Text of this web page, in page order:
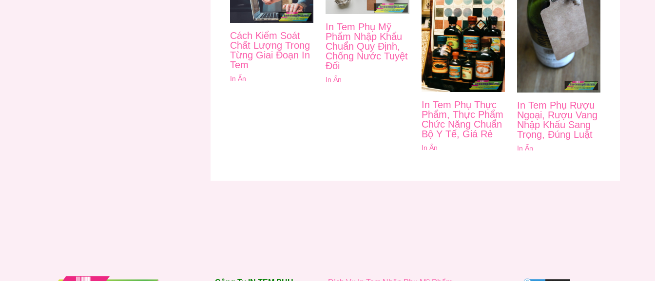
Cách Kiểm Soát
Chất Lượng Trong
Từng Giai Đoạn In
Tem
In Ấn
In Tem Phụ Mỹ
Phẩm Nhập Khẩu
Chuẩn Quy Định,
Chống Nước Tuyệt
Đối
In Ấn
In Tem Phụ Thực
Phẩm, Thực Phẩm
Chức Năng Chuẩn
Bộ Y Tế, Giá Rẻ
In Ấn
In Tem Phụ Rượu
Ngoại, Rượu Vang
Nhập Khẩu Sang
Trọng, Đúng Luật
In Ấn